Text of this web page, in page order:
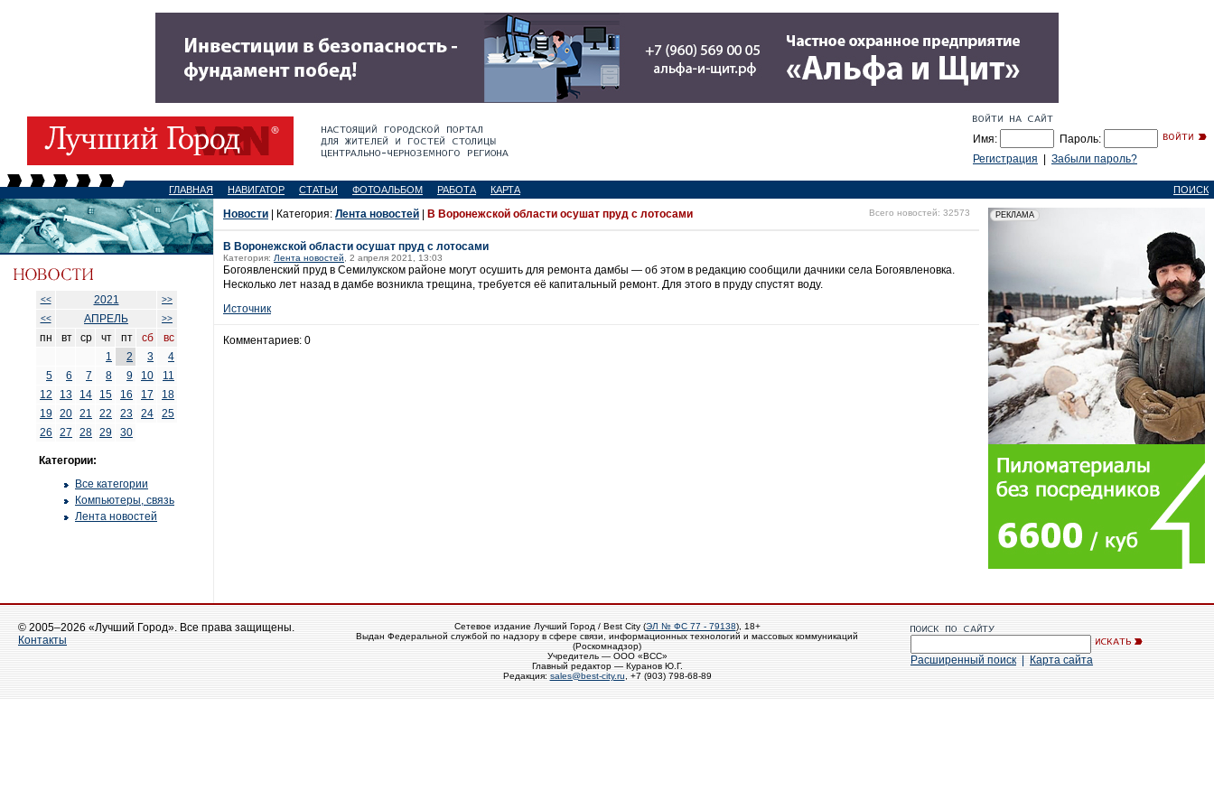
Имя:
Пароль:
Регистрация
Забыли пароль?
ГЛАВНАЯ НАВИГАТОР СТАТЬИ ФОТОАЛЬБОМ РАБОТА КАРТА ПОИСК
<< 2021
>>
<<
АПРЕЛЬ >>
пн вт ср чт пт сб
вс
1
2 3
4
5
6 7 8 9 10
11
12
13 14 15 16 17
18
19 20 21 22 23 24
25
26
27 28 29 30
Категории:
Все категории
Компьютеры, связь
Лента новостей
Новости | Категория: Лента новостей В Воронежской области осушат пруд с лотосами Всего новостей: 32573
В Воронежской области осушат пруд с лотосами
Категория: Лента новостей , 2 апреля 2021, 13:03
Богоявленский пруд в Семилукском районе могут осушить для ремонта дамбы — об этом в редакцию сообщили дачники села Богоявленовка.
Несколько лет назад в дамбе возникла трещина, требуется её капитальный ремонт. Для этого в пруду спустят воду.
Источник
Комментариев: 0
© 2005–2026 «Лучший Город». Все права защищены.
Контакты
Сетевое издание Лучший Город / Best City (ЭЛ № ФС 77 - 79138), 18+
Выдан Федеральной службой по надзору в сфере связи, информационных технологий и массовых коммуникаций
(Роскомнадзор)
Учредитель — ООО «ВСС»
Главный редактор — Куранов Ю.Г.
Редакция: sales@best-city.ru , +7 (903) 798-68-89
Расширенный поиск Карта сайта